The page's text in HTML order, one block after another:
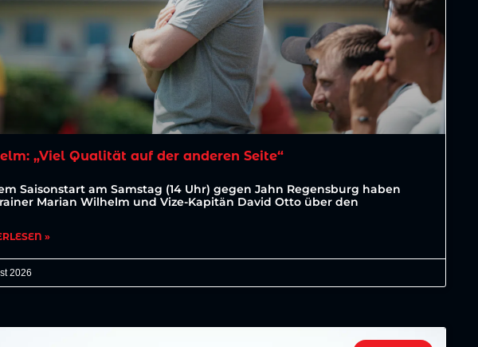
„Viel Qualität auf der anderen Seite“
Saisonstart am Samstag (14 Uhr) gegen Jahn Regensburg haben
Marian Wilhelm und Vize-Kapitän David Otto über den
»
2026